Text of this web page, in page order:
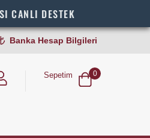
Banka Hesap Bilgileri
Sepetim 0